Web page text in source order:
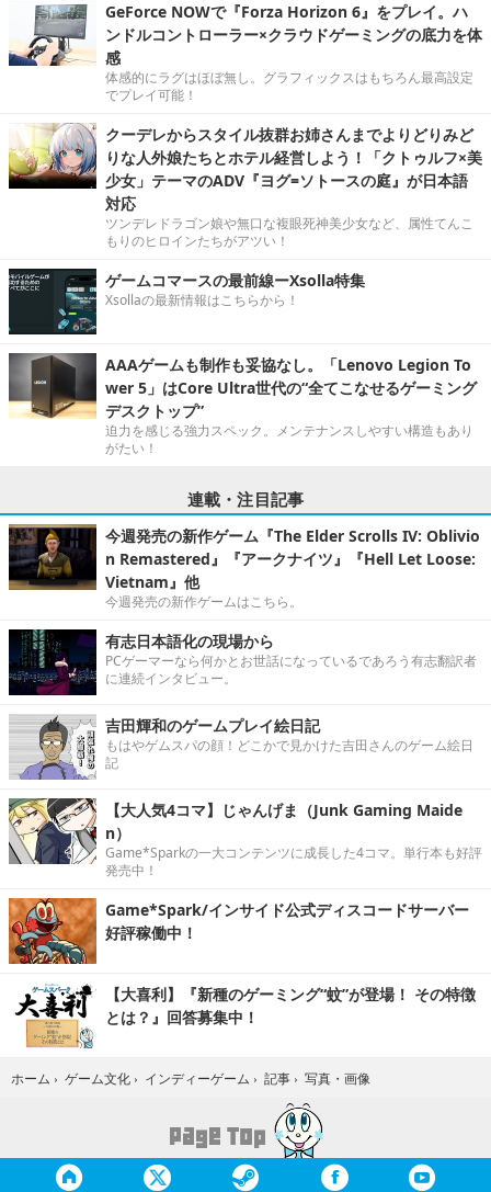
GeForce NOWで『Forza Horizon 6』をプレイ。ハ
ンドルコントローラー×クラウドゲーミングの底力を体
感
体感的にラグはほぼ無し。グラフィックスはもちろん最高設定
でプレイ可能！
クーデレからスタイル抜群お姉さんまでよりどりみど
りな人外娘たちとホテル経営しよう！「クトゥルフ×美
少女」テーマのADV『ヨグ=ソトースの庭』が日本語
対応
ツンデレドラゴン娘や無口な複眼死神美少女など、属性てんこ
もりのヒロインたちがアツい！
ゲームコマースの最前線ーXsolla特集
Xsollaの最新情報はこちらから！
AAAゲームも制作も妥協なし。「Lenovo Legion To
wer 5」はCore Ultra世代の“全てこなせるゲーミング
デスクトップ”
迫力を感じる強力スペック。メンテナンスしやすい構造もあり
がたい！
連載・注目記事
今週発売の新作ゲーム『The Elder Scrolls IV: Oblivio
n Remastered』『アークナイツ』『Hell Let Loose:
Vietnam』他
今週発売の新作ゲームはこちら。
有志日本語化の現場から
PCゲーマーなら何かとお世話になっているであろう有志翻訳者
に連続インタビュー。
吉田輝和のゲームプレイ絵日記
もはやゲムスパの顔！どこかで見かけた吉田さんのゲーム絵日
記
【大人気4コマ】じゃんげま（Junk Gaming Maide
n）
Game*Sparkの一大コンテンツに成長した4コマ。単行本も好評
発売中！
Game*Spark/インサイド公式ディスコードサーバー
好評稼働中！
【大喜利】『新種のゲーミング“蚊”が登場！ その特徴
とは？』回答募集中！
ホーム › ゲーム文化 › インディーゲーム › 記事 › 写真・画像